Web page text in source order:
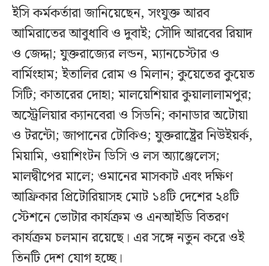
ইসি কর্মকর্তারা জানিয়েছেন, সংযুক্ত আরব
আমিরাতের আবুধাবি ও দুবাই; সৌদি আরবের রিয়াদ
ও জেদ্দা; যুক্তরাজ্যের লন্ডন, ম্যানচেস্টার ও
বার্মিংহাম; ইতালির রোম ও মিলান; কুয়েতের কুয়েত
সিটি; কাতারের দোহা; মালয়েশিয়ার কুয়ালালামপুর;
অস্ট্রেলিয়ার ক্যানবেরা ও সিডনি; কানাডার অটোয়া
ও টরন্টো; জাপানের টোকিও; যুক্তরাষ্ট্রের নিউইয়র্ক,
মিয়ামি, ওয়াশিংটন ডিসি ও লস অ্যাঞ্জেলেস;
মালদ্বীপের মালে; ওমানের মাসকাট এবং দক্ষিণ
আফ্রিকার প্রিটোরিয়াসহ মোট ১৪টি দেশের ২৪টি
স্টেশনে ভোটার কার্যক্রম ও এনআইডি বিতরণ
কার্যক্রম চলমান রয়েছে। এর সঙ্গে নতুন করে ওই
তিনটি দেশ যোগ হচ্ছে।